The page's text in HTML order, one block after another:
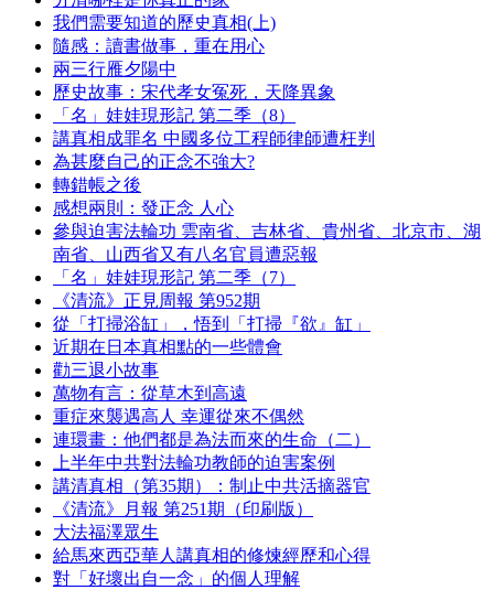
我們需要知道的歷史真相(上)
隨感：讀書做事，重在用心
兩三行雁夕陽中
歷史故事：宋代孝女冤死，天降異象
「名」娃娃現形記 第二季（8）
講真相成罪名 中國多位工程師律師遭枉判
為甚麼自己的正念不強大?
轉錯帳之後
感想兩則：發正念 人心
參與迫害法輪功 雲南省、吉林省、貴州省、北京市、湖
南省、山西省又有八名官員遭惡報
「名」娃娃現形記 第二季（7）
《清流》正見周報 第952期
從「打掃浴缸」，悟到「打掃『欲』缸」
近期在日本真相點的一些體會
勸三退小故事
萬物有言：從草木到高遠
重症來襲遇高人 幸運從來不偶然
連環畫：他們都是為法而來的生命（二）
上半年中共對法輪功教師的迫害案例
講清真相（第35期）：制止中共活摘器官
《清流》月報 第251期（印刷版）
大法福澤眾生
給馬來西亞華人講真相的修煉經歷和心得
對「好壞出自一念」的個人理解